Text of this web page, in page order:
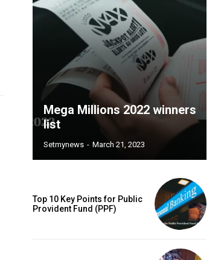
Mega Millions 2022 winners
list
Setmynews - March 21, 2023
Top 10 Key Points for Public
Provident Fund (PPF)